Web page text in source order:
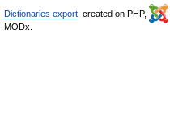
Dictionaries export , created on PHP,
MODx.